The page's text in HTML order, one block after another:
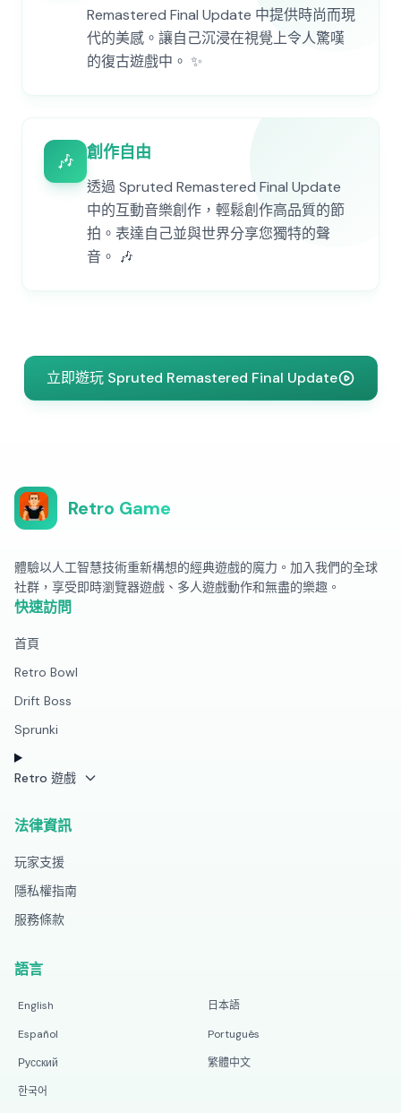
Remastered Final Update 中提供時尚而現
代的美感。讓自己沉浸在視覺上令人驚嘆
的復古遊戲中。 ✨
🎶 創作自由
透過 Spruted Remastered Final Update
中的互動音樂創作，輕鬆創作高品質的節
拍。表達自己並與世界分享您獨特的聲
音。 🎶
立即遊玩 Spruted Remastered Final Update
Retro Game
體驗以人工智慧技術重新構想的經典遊戲的魔力。加入我們的全球
社群，享受即時瀏覽器遊戲、多人遊戲動作和無盡的樂趣。
快速訪問
首頁
Retro Bowl
Drift Boss
Sprunki
Retro 遊戲
法律資訊
玩家支援
隱私權指南
服務條款
語言
English
日本語
Español
Português
Русский
繁體中文
한국어